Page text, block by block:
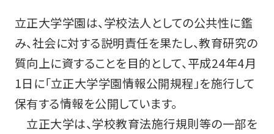
立正大学学園は、学校法人としての公共性に鑑
み、社会に対する説明責任を果たし、教育研究の
質向上に資することを目的として、平成24年4月
1日に「立正大学学園情報公開規程」を施行して
保有する情報を公開しています。
立正大学は、学校教育法施行規則等の一部を